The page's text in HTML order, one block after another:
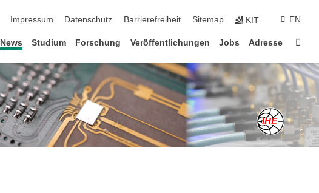
Impressum Datenschutz Barrierefreiheit Sitemap KIT EN
News Studium Forschung Veröffentlichungen Jobs Adresse